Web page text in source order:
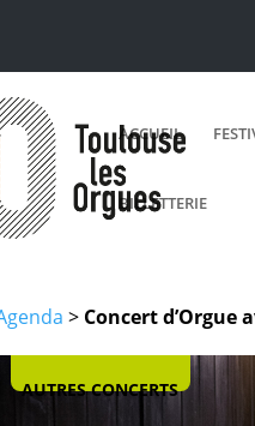
ACCUEIL
BILLETTERIE
> Concert d’Orgue
AUTRES CONCERTS